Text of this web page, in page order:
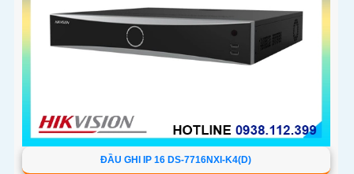
ĐẦU GHI IP 16 DS-7716NXI-K4(D)